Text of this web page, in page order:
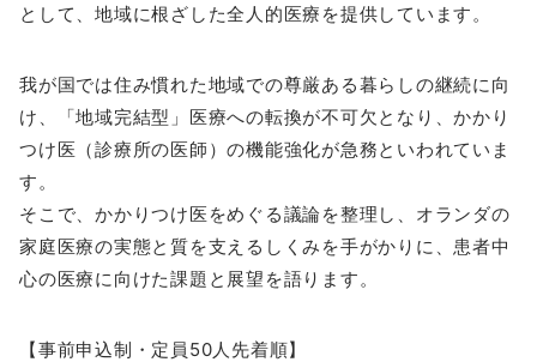
として、地域に根ざした全人的医療を提供しています。
我が国では住み慣れた地域での尊厳ある暮らしの継続に向
け、「地域完結型」医療への転換が不可欠となり、かかり
つけ医（診療所の医師）の機能強化が急務といわれていま
す。
そこで、かかりつけ医をめぐる議論を整理し、オランダの
家庭医療の実態と質を支えるしくみを手がかりに、患者中
心の医療に向けた課題と展望を語ります。
【事前申込制・定員50人先着順】